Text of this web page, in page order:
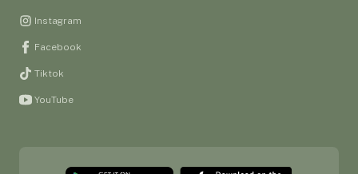
Instagram
Facebook
Tiktok
YouTube